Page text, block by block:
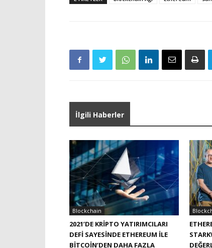
İlgili Haberler
Blockchain
2021’DE KRIPTO YATIRIMCILARI
DEFI SAYESINDE ETHEREUM ILE
BITCOIN’DEN DAHA FAZLA